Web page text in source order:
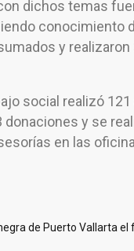
dichos temas
conocimiento
y realizaron
social realizó
donaciones y se
en las
de Puerto Vallarta el